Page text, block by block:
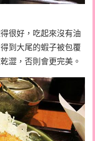
很好，吃起來沒有油
到大尾的蝦子被包覆
澀，否則會更完美。